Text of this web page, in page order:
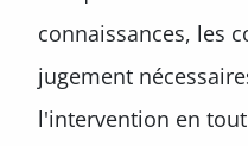
connaissances, les
jugement
l'intervention en